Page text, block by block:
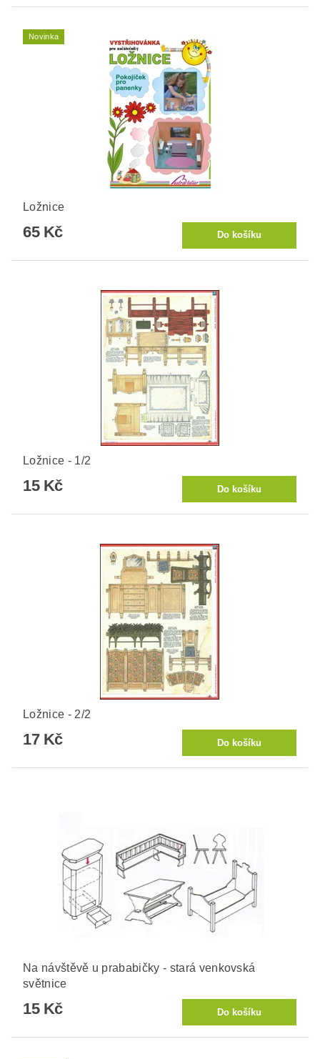
Novinka
Ložnice
65 Kč
Ložnice - 1/2
15 Kč
Ložnice - 2/2
17 Kč
Na návštěvě u prababičky - stará venkovská
světnice
15 Kč